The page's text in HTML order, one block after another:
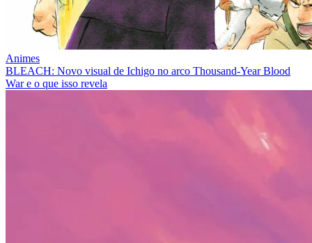
Animes
BLEACH: Novo visual de Ichigo no arco Thousand-Year Blood
War e o que isso revela